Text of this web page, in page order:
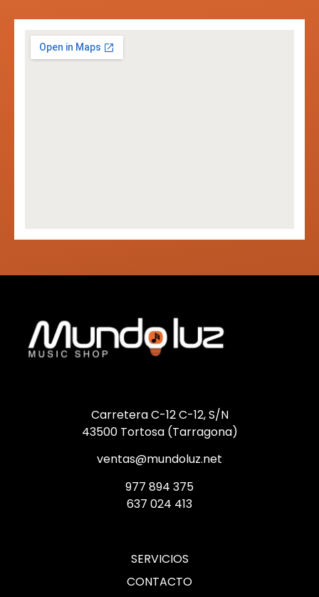
Carretera C-12 C-12, S/N
43500 Tortosa (Tarragona)
ventas@mundoluz.net
977 894 375
637 024 413
SERVICIOS
CONTACTO